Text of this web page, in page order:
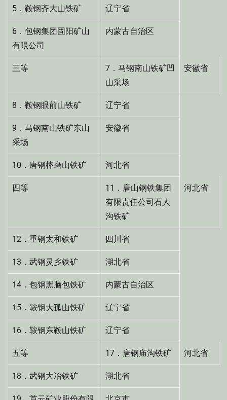
5．鞍钢齐大山铁矿 辽宁省
6．包钢集团固阳矿山
有限公司
内蒙古自治区
三等
7．马钢南山铁矿凹
山采场
安徽省
8．鞍钢眼前山铁矿 辽宁省
9．马钢南山铁矿东山
采场
安徽省
10．唐钢棒磨山铁矿 河北省
四等
11．唐山钢铁集团
有限责任公司石人
沟铁矿
河北省
12．重钢太和铁矿 四川省
13．武钢灵乡铁矿 湖北省
14．包钢黑脑包铁矿 内蒙古自治区
15．鞍钢大孤山铁矿 辽宁省
16．鞍钢东鞍山铁矿 辽宁省
五等 17．唐钢庙沟铁矿 河北省
18．武钢大冶铁矿 湖北省